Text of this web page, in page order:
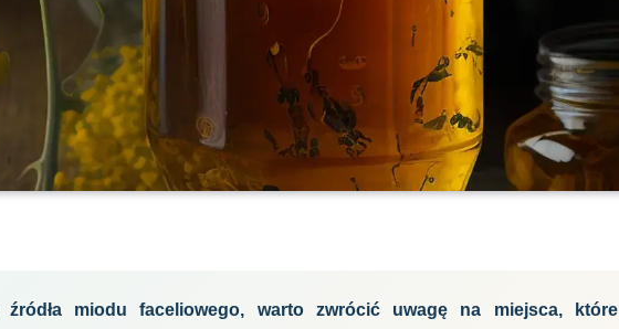
źródła miodu faceliowego, warto zwrócić uwagę na miejsca, które